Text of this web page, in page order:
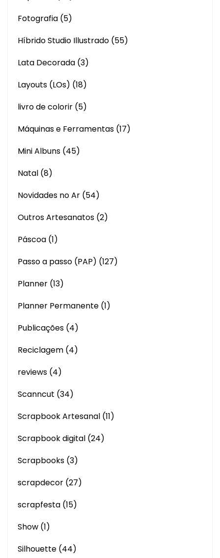
Fotografia (5)
Híbrido Studio Illustrado (55)
Lata Decorada (3)
Layouts (LOs) (18)
livro de colorir (5)
Máquinas e Ferramentas (17)
Mini Albuns (45)
Natal (8)
Novidades no Ar (54)
Outros Artesanatos (2)
Páscoa (1)
Passo a passo (PAP) (127)
Planner (13)
Planner Permanente (1)
Publicações (4)
Reciclagem (4)
reviews (4)
Scanncut (34)
Scrapbook Artesanal (11)
Scrapbook digital (24)
Scrapbooks (3)
scrapdecor (27)
scrapfesta (15)
Show (1)
Silhouette (44)